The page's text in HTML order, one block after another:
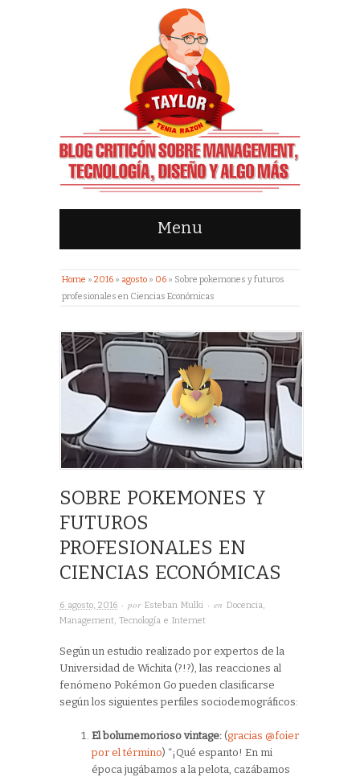
Menu
Home » 2016 » agosto » 06 » Sobre pokemones y futuros
profesionales en Ciencias Económicas
SOBRE POKEMONES Y
FUTUROS
PROFESIONALES EN
CIENCIAS ECONÓMICAS
6 agosto, 2016 · por Esteban Mulki · en Docencia,
Management, Tecnología e Internet
Según un estudio realizado por expertos de la
Universidad de Wichita (?!?), las reacciones al
fenómeno Pokémon Go pueden clasificarse
según los siguientes perfiles sociodemográficos:
El bolumemorioso vintage: (gracias @foier
por el término) “¡Qué espanto! En mi
época jugábamos a la pelota, cazábamos